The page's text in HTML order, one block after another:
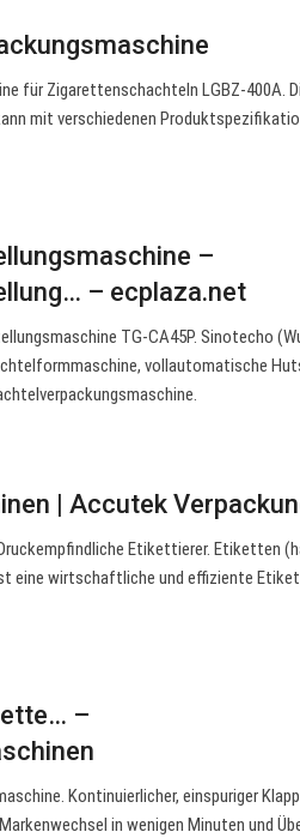
für Zigarettenschachteln LGBZ-400A.
mit verschiedenen
–
– ecplaza.net
TG-CA45P. Sinotecho
vollautomatische
| Accutek
Etikettierer. Etiketten
eine wirtschaftliche und effiziente
–
Kontinuierlicher, einspuriger
in wenigen Minuten und